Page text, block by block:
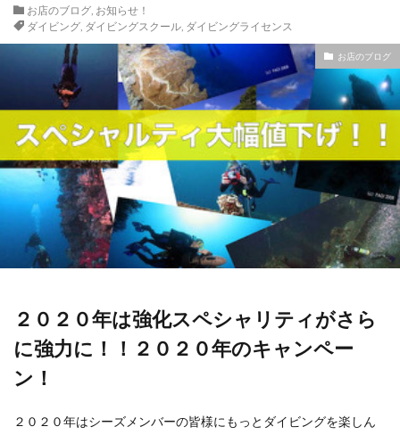
お店のブログ, お知らせ！
ダイビング, ダイビングスクール, ダイビングライセンス
お店のブログ
２０２０年は強化スペシャリティがさら
に強力に！！２０２０年のキャンペー
ン！
２０２０年はシーズメンバーの皆様にもっとダイビングを楽しん